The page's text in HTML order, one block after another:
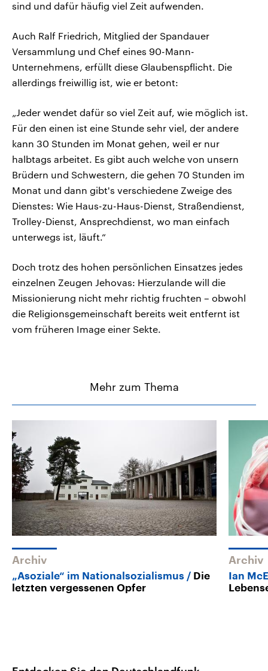
sind und dafür häufig viel Zeit aufwenden.
Auch Ralf Friedrich, Mitglied der Spandauer
Versammlung und Chef eines 90-Mann-
Unternehmens, erfüllt diese Glaubenspflicht. Die
allerdings freiwillig ist, wie er betont:
„Jeder wendet dafür so viel Zeit auf, wie möglich ist.
Für den einen ist eine Stunde sehr viel, der andere
kann 30 Stunden im Monat gehen, weil er nur
halbtags arbeitet. Es gibt auch welche von unsern
Brüdern und Schwestern, die gehen 70 Stunden im
Monat und dann gibt's verschiedene Zweige des
Dienstes: Wie Haus-zu-Haus-Dienst, Straßendienst,
Trolley-Dienst, Ansprechdienst, wo man einfach
unterwegs ist, läuft.“
Doch trotz des hohen persönlichen Einsatzes jedes
einzelnen Zeugen Jehovas: Hierzulande will die
Missionierung nicht mehr richtig fruchten – obwohl
die Religionsgemeinschaft bereits weit entfernt ist
vom früheren Image einer Sekte.
Mehr zum Thema
Archiv
„Asoziale“ im Nationalsozialismus
Die
letzten vergessenen Opfer
Archiv
Ian